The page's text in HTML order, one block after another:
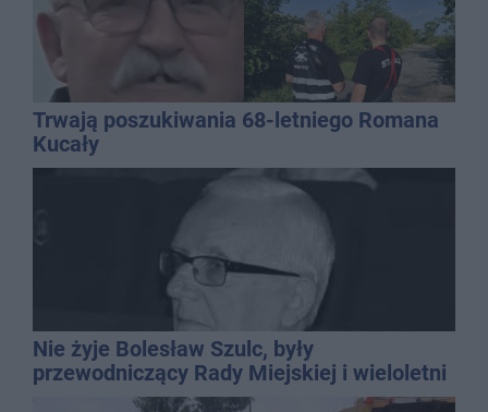
Trwają poszukiwania 68-letniego Romana
Kucały
Nie żyje Bolesław Szulc, były
przewodniczący Rady Miejskiej i wieloletni
dyrektor SP 14